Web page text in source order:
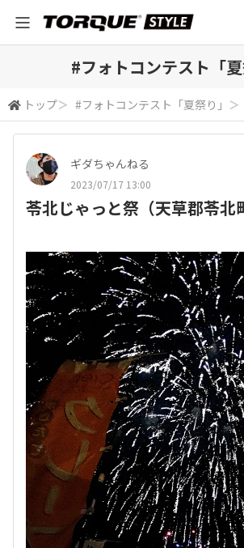
#フォトコンテスト「夏
トップ＞ #フォトコンテスト「夏祭り」 ＞
ギダちゃんねる
2023/07/17 13:00
苓北じゃっと祭（天草郡苓北